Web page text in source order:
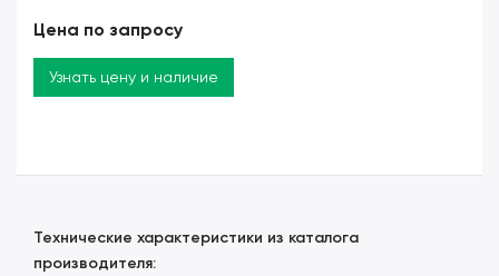
Цена по запросу
Узнать цену и наличие
Технические характеристики из каталога
производителя: